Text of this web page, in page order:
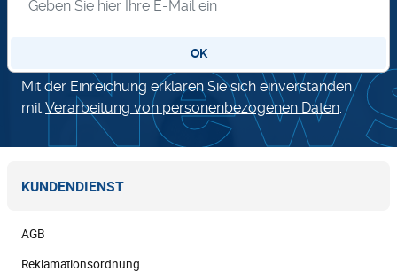
OK
Mit der Einreichung erklären Sie sich einverstanden
mit Verarbeitung von personenbezogenen Daten
KUNDENDIENST
AGB
Reklamationsordnung